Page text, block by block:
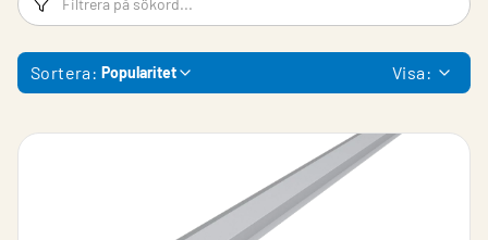
Sortera: Popularitet Visa: